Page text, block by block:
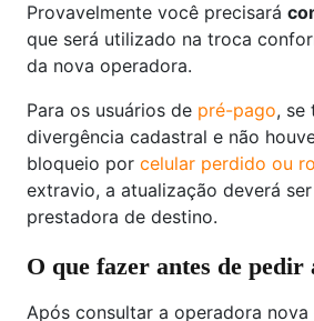
Provavelmente você precisará
que será utilizado na troca
da nova operadora.
Para os usuários de pré-pago, se
divergência cadastral e não
bloqueio por celular perdido ou
extravio, a atualização deverá
prestadora de destino.
O que fazer antes de
Após consultar a operadora nova